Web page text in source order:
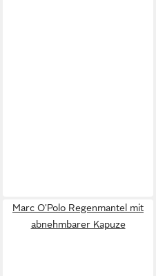
Marc O'Polo Regenmantel mit
abnehmbarer Kapuze